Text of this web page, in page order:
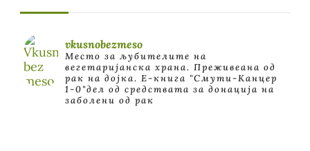
vkusnobezmeso
Место за љубителите на
вегетаријанска храна. Преживеана од
рак на дојка. E-книга "Смути-Канцер
1-0"дел од средствата за донација на
заболени од рак